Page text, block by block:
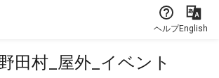
ヘルプEnglish
田村_屋外_イベント